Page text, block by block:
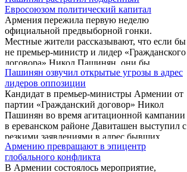
стороны правящей партии.
Евросоюзом политический капитал
Армения пережила первую неделю
официальной предвыборной гонки.
Местные жители рассказывают, что если бы
не премьер-министр и лидер «Гражданского
договора» Никол Пашинян, они бы,
возможно, даже не заметили перемен.
Впрочем, это не комплимент, пишет
российская «Независимая газета».
Пашинян озвучил открытые угрозы в адрес
лидеров оппозиции
Кандидат в премьер-министры Армении от
партии «Гражданский договор» Никол
Пашинян во время агитационной кампании
в ереванском районе Давиташен выступил с
резкими заявлениями в адрес бывших
руководителей страны и организаторов
инцидента, произошедшего накануне в
Ташире.
Армению превращают в эпицентр
глобального конфликта
В Армении состоялось мероприятие,